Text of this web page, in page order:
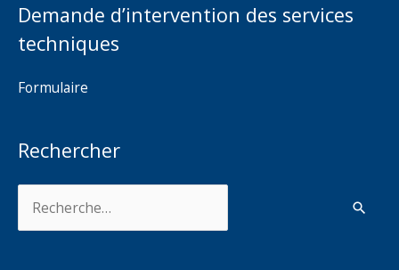
Demande d’intervention des services
techniques
Formulaire
Rechercher